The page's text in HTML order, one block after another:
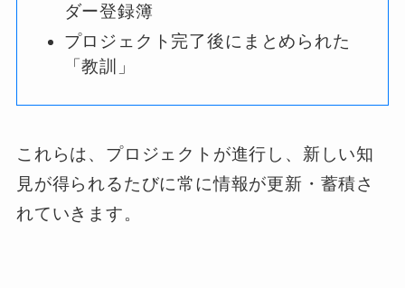
ダー登録簿
プロジェクト完了後にまとめられた
「教訓」
これらは、プロジェクトが進行し、新しい知
見が得られるたびに常に情報が更新・蓄積さ
れていきます。